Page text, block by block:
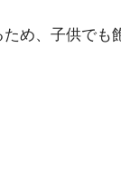
め、子供でも